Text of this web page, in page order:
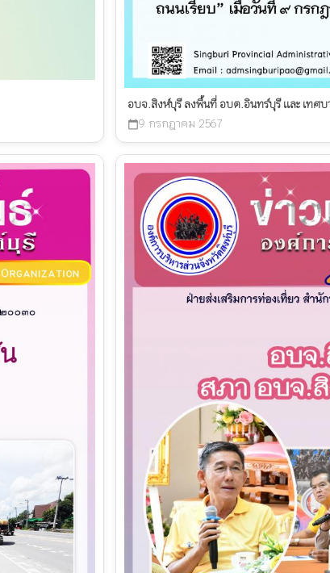
อบจ.สิงห์บุรี ลงพื้นที่ อบต.อินทร์บุรี และ เทศ
calendar_today9 กรกฎาคม 2567